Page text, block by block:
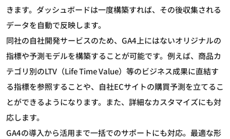
きます。ダッシュボードは一度構築すれば、その後収集される
データを自動で反映します。
同社の自社開発サービスのため、GA4上にはないオリジナルの
指標や予測モデルを構築することが可能です。例えば、商品カ
テゴリ別のLTV（Life Time Value）等のビジネス成果に直結す
る指標を参照することや、自社ECサイトの購買予測を立てるこ
とができるようになります。また、詳細なカスタマイズにも対
応します。
GA4の導入から活用まで一括でのサポートにも対応。最適な形